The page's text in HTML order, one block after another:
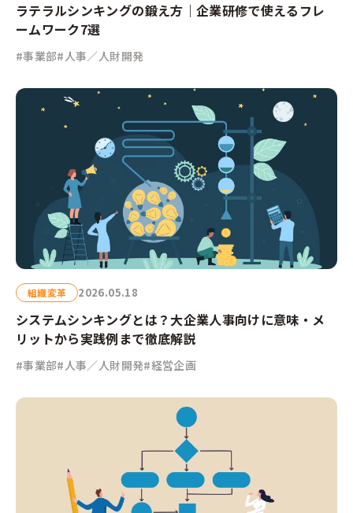
ラテラルシンキングの鍛え方｜企業研修で使えるフレ
ームワーク7選
#事業部#人事／人財開発
組織変革 2026.05.18
システムシンキングとは？大企業人事向けに意味・メ
リットから実践例まで徹底解説
#事業部#人事／人財開発#経営企画